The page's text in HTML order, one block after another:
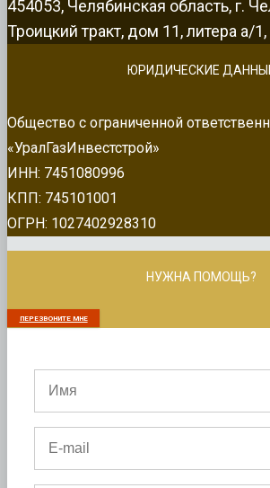
454053, Челябинская область, г.
Троицкий тракт, дом 11, литера а/
ЮРИДИЧЕСКИЕ
Общество с ограниченной
«УралГазИнвестстрой»
ИНН: 7451080996
КПП: 745101001
ОГРН: 1027402928310
НУЖНА ПОМОЩЬ?
ПЕРЕЗВОНИТЕ МНЕ